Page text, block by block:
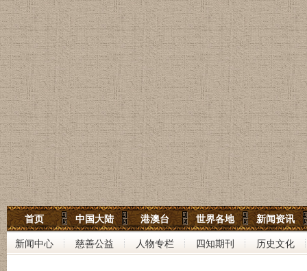
世界杨氏宗亲网
世界杨氏联谊会
中华杨氏大宗祠
首页 中国大陆 港澳台 世界各地 新闻资讯
新闻中心 慈善公益 人物专栏 四知期刊 历史文化